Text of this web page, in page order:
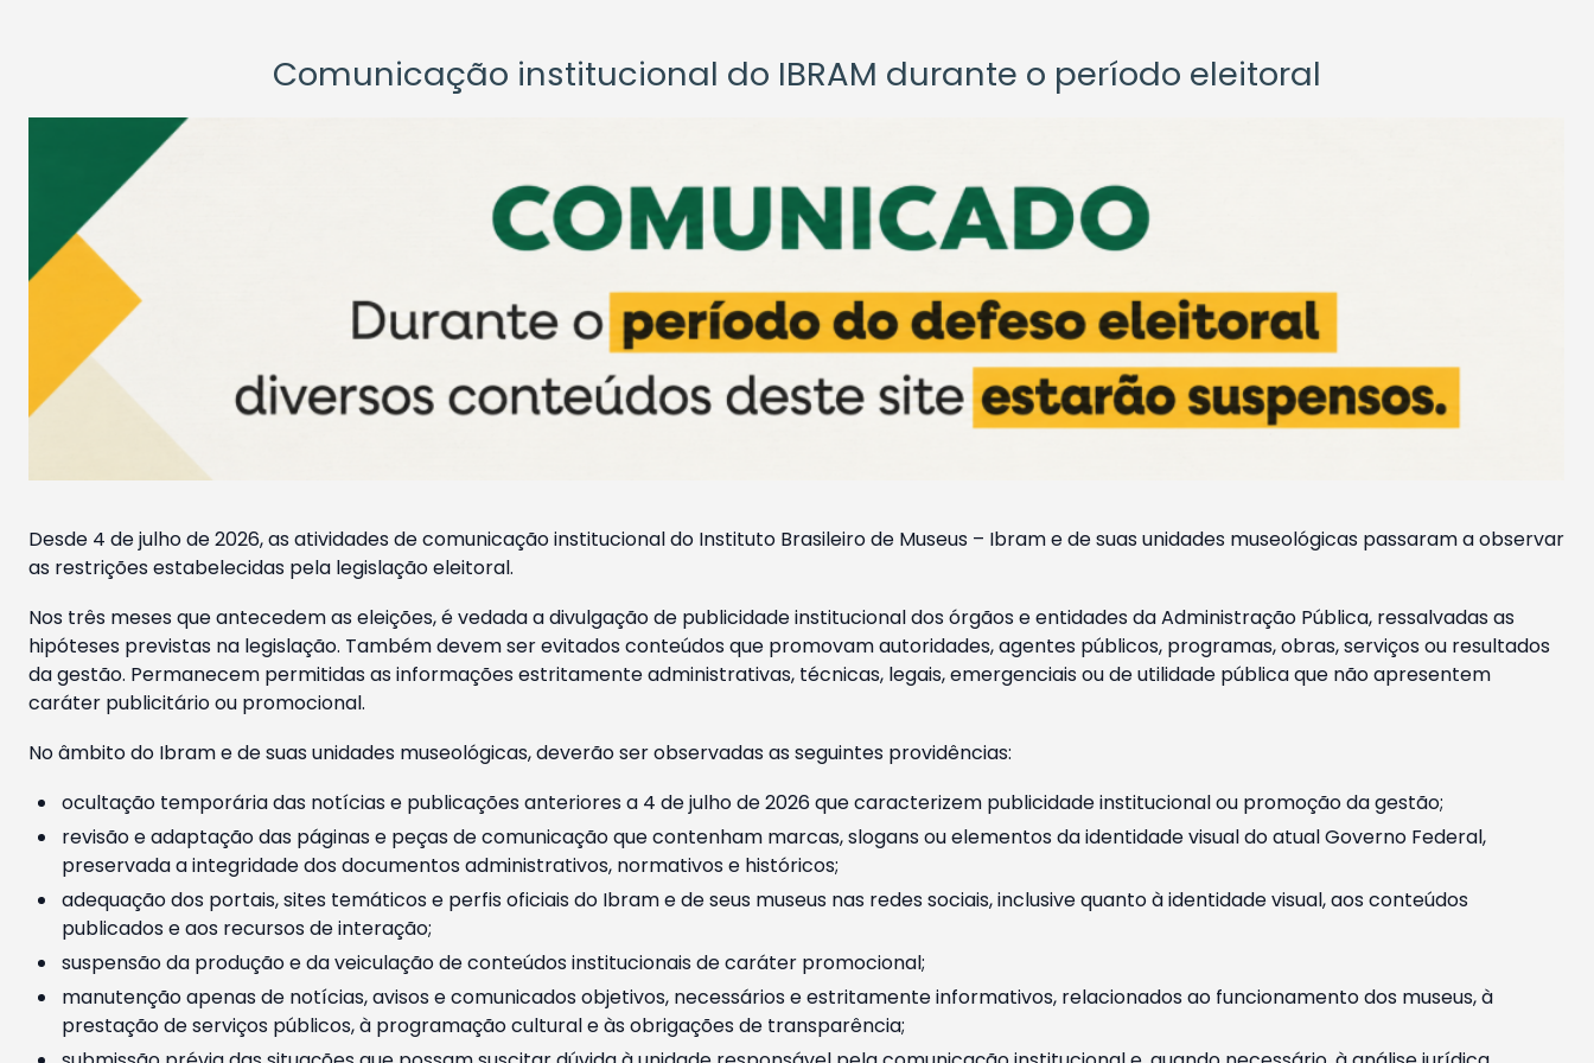
Comunicação institucional do IBRAM durante o período eleitoral
Desde 4 de julho de 2026, as atividades de comunicação institucional do Instituto Brasileiro de Museus – Ibram e de suas unidades museológicas passaram a observar
as restrições estabelecidas pela legislação eleitoral.
Nos três meses que antecedem as eleições, é vedada a divulgação de publicidade institucional dos órgãos e entidades da Administração Pública, ressalvadas as
hipóteses previstas na legislação. Também devem ser evitados conteúdos que promovam autoridades, agentes públicos, programas, obras, serviços ou resultados
da gestão. Permanecem permitidas as informações estritamente administrativas, técnicas, legais, emergenciais ou de utilidade pública que não apresentem
caráter publicitário ou promocional.
No âmbito do Ibram e de suas unidades museológicas, deverão ser observadas as seguintes providências:
ocultação temporária das notícias e publicações anteriores a 4 de julho de 2026 que caracterizem publicidade institucional ou promoção da gestão;
revisão e adaptação das páginas e peças de comunicação que contenham marcas, slogans ou elementos da identidade visual do atual Governo Federal,
preservada a integridade dos documentos administrativos, normativos e históricos;
adequação dos portais, sites temáticos e perfis oficiais do Ibram e de seus museus nas redes sociais, inclusive quanto à identidade visual, aos conteúdos
publicados e aos recursos de interação;
suspensão da produção e da veiculação de conteúdos institucionais de caráter promocional;
manutenção apenas de notícias, avisos e comunicados objetivos, necessários e estritamente informativos, relacionados ao funcionamento dos museus, à
prestação de serviços públicos, à programação cultural e às obrigações de transparência;